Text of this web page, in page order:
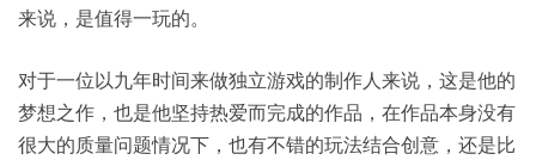
来说，是值得一玩的。
对于一位以九年时间来做独立游戏的制作人来说，这是他的
梦想之作，也是他坚持热爱而完成的作品，在作品本身没有
很大的质量问题情况下，也有不错的玩法结合创意，还是比